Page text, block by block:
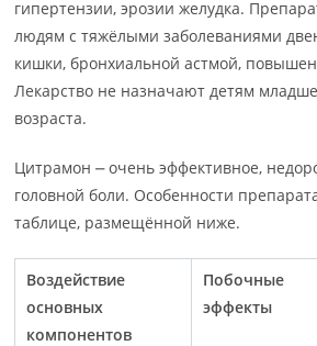
гипертензии, эрозии желудка.
людям с тяжёлыми заболеваниями
кишки, бронхиальной астмой,
Лекарство не назначают детям
возраста.
Цитрамон ⎼ очень эффективное,
головной боли. Особенности
таблице, размещённой ниже.
Воздействие
основных
компонентов
Побочные
эффекты